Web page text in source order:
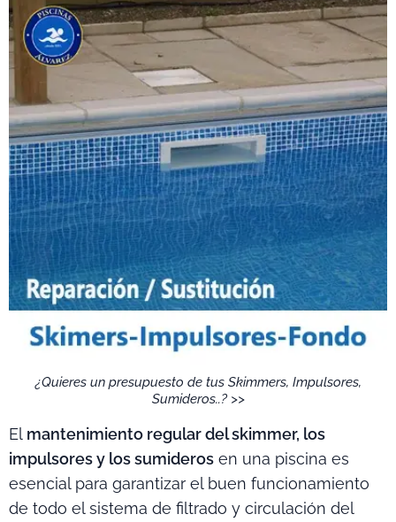
¿Quieres un presupuesto de tus Skimmers, Impulsores,
Sumideros..? >>
El mantenimiento regular del skimmer, los
impulsores y los sumideros en una piscina es
esencial para garantizar el buen funcionamiento
de todo el sistema de filtrado y circulación del